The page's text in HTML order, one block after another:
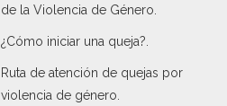
de la Violencia de Género
¿Cómo iniciar una queja?
Ruta de atención de quejas por
violencia de género